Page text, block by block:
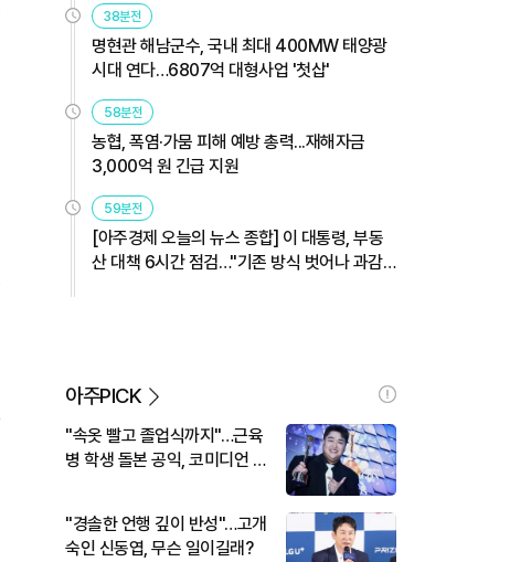
38분전
명현관 해남군수, 국내 최대 400MW 태양광
시대 연다…6807억 대형사업 '첫삽'
58분전
농협, 폭염·가뭄 피해 예방 총력...재해자금
3,000억 원 긴급 지원
59분전
[아주경제 오늘의 뉴스 종합] 이 대통령, 부동
산 대책 6시간 점검…"기존 방식 벗어나 과감
아주PICK
"속옷 빨고 졸업식까지"…근육
병 학생 돌본 공익, 코미디언 김
"경솔한 언행 깊이 반성"…고개
숙인 신동엽, 무슨 일이길래?